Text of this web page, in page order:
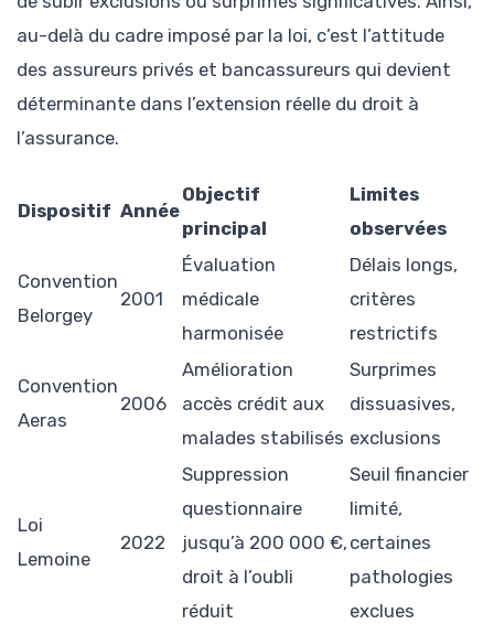
au-delà du cadre imposé par la loi, c’est l’attitude
des assureurs privés et bancassureurs qui devient
déterminante dans l’extension réelle du droit à
l’assurance.
Dispositif Année
Objectif
principal
Limites
observées
Convention
Belorgey
2001
Évaluation
médicale
harmonisée
Délais longs,
critères
restrictifs
Convention
Aeras
2006
Amélioration
accès crédit aux
malades stabilisés
Surprimes
dissuasives,
exclusions
Loi
Lemoine
2022
Suppression
questionnaire
jusqu’à 200 000 €,
droit à l’oubli
réduit
Seuil financier
limité,
certaines
pathologies
exclues